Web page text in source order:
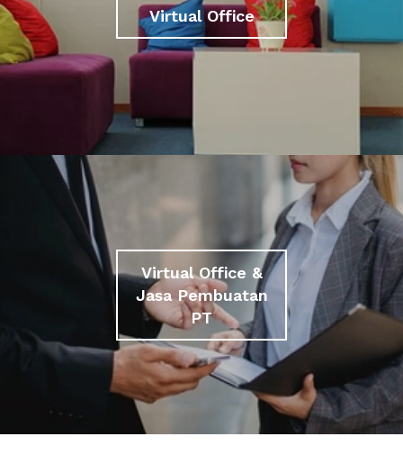
Virtual Office
Virtual Office &
Jasa Pembuatan
PT